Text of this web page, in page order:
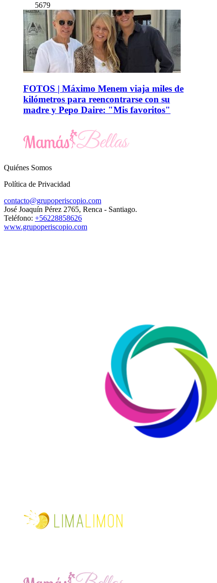
5679
FOTOS | Máximo Menem viaja miles de
kilómetros para reencontrarse con su
madre y Pepo Daire: "Mis favoritos"
Quiénes Somos
Política de Privacidad
contacto@grupoperiscopio.com
José Joaquín Pérez 2765, Renca - Santiago.
Teléfono: +56228858626
www.grupoperiscopio.com